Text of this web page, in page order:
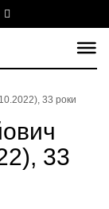
33 роки
33